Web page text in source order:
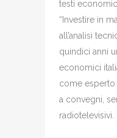
testi
“Investire in
all’analisi
quindici anni
economici
come
a convegni,
radiotelevisivi.